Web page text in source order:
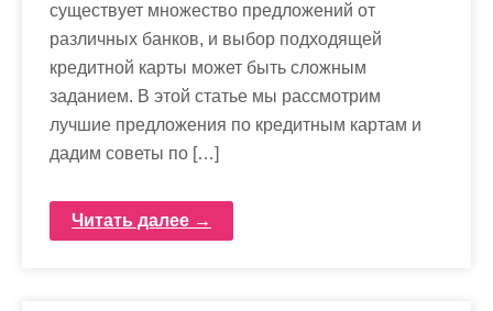
существует множество предложений от
различных банков, и выбор подходящей
кредитной карты может быть сложным
заданием. В этой статье мы рассмотрим
лучшие предложения по кредитным картам и
дадим советы по […]
Читать далее →